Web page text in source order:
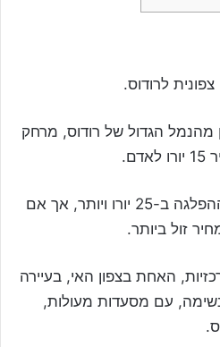
מהנמל הגדול של רודוס, מרחק
חברות התיור מוכרות את ההפלגה ב-25 יורו ויותר, אך אם
זול ביותר.
האחת בצפון האי, בעיירה
נשימה, עם מסעדות מעולות,